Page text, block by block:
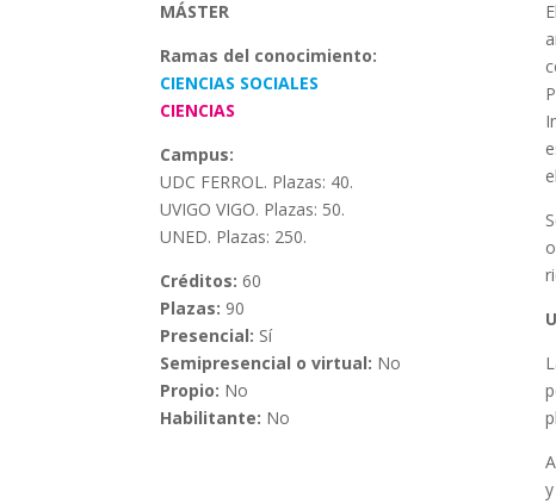
MÁSTER
Ramas del conocimiento:
CIENCIAS SOCIALES
CIENCIAS
Campus:
UDC FERROL. Plazas: 40.
UVIGO VIGO. Plazas: 50.
UNED. Plazas: 250.
Créditos: 60
Plazas: 90
Presencial: Sí
Semipresencial o virtual: No
Propio: No
Habilitante: No